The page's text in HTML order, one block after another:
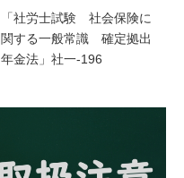
「社労士試験 社会保険に
関する一般常識 確定拠出
年金法」社一-196